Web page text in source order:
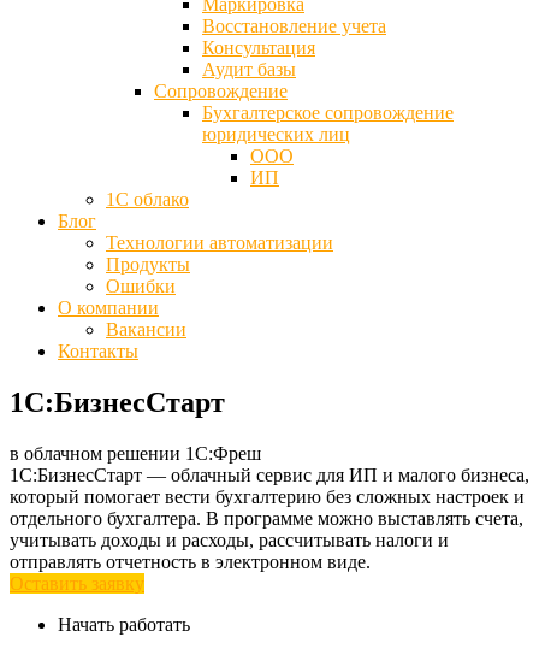
Маркировка
Восстановление учета
Консультация
Аудит базы
Cопровождение
Бухгалтерское сопровождение
юридических лиц
ООО
ИП
1С облако
Блог
Технологии автоматизации
Продукты
Ошибки
О компании
Вакансии
Контакты
1С:БизнесСтарт
в облачном решении 1С:Фреш
1С:БизнесСтарт — облачный сервис для ИП и малого бизнеса,
который помогает вести бухгалтерию без сложных настроек и
отдельного бухгалтера. В программе можно выставлять счета,
учитывать доходы и расходы, рассчитывать налоги и
отправлять отчетность в электронном виде.
Оставить заявку
Начать работать